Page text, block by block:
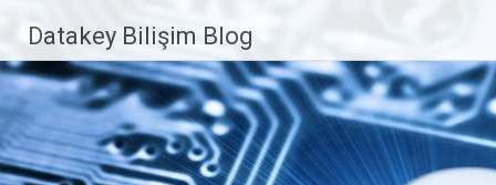
Datakey Bilişim Blog